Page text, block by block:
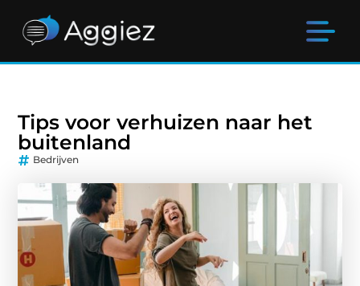
Tips voor verhuizen naar het
buitenland
Bedrijven